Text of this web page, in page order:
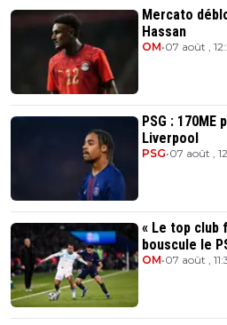
Mercato
Hassan
OM•07 août ,
PSG :
Liverpool
PSG•07 août ,
« Le top club
bouscule le
OM•07 août ,